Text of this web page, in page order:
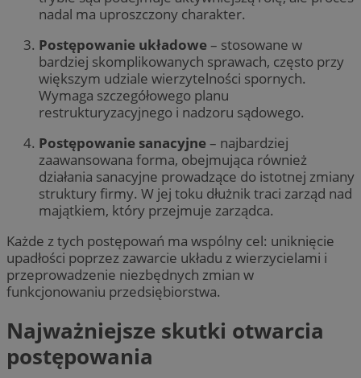
nadal ma uproszczony charakter.
Postępowanie układowe– stosowane w
bardziej skomplikowanych sprawach, często przy
większym udziale wierzytelności spornych.
Wymaga szczegółowego planu
restrukturyzacyjnego i nadzoru sądowego.
Postępowanie sanacyjne– najbardziej
zaawansowana forma, obejmująca również
działania sanacyjne prowadzące do istotnej zmiany
struktury firmy. W jej toku dłużnik traci zarząd nad
majątkiem, który przejmuje zarządca.
Każde z tych postępowań ma wspólny cel: uniknięcie
upadłości poprzez zawarcie układu z wierzycielami i
przeprowadzenie niezbędnych zmian w
funkcjonowaniu przedsiębiorstwa.
Najważniejsze skutki otwarcia
postępowania